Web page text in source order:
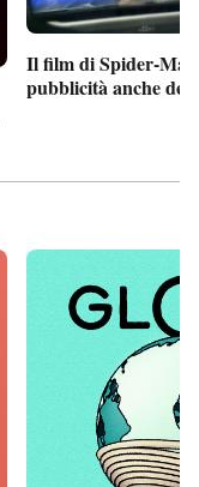
Il film di Spider-Man
pubblicità anche